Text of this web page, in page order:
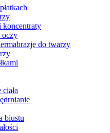
koncentraty
oczy
do twarzy
biustu